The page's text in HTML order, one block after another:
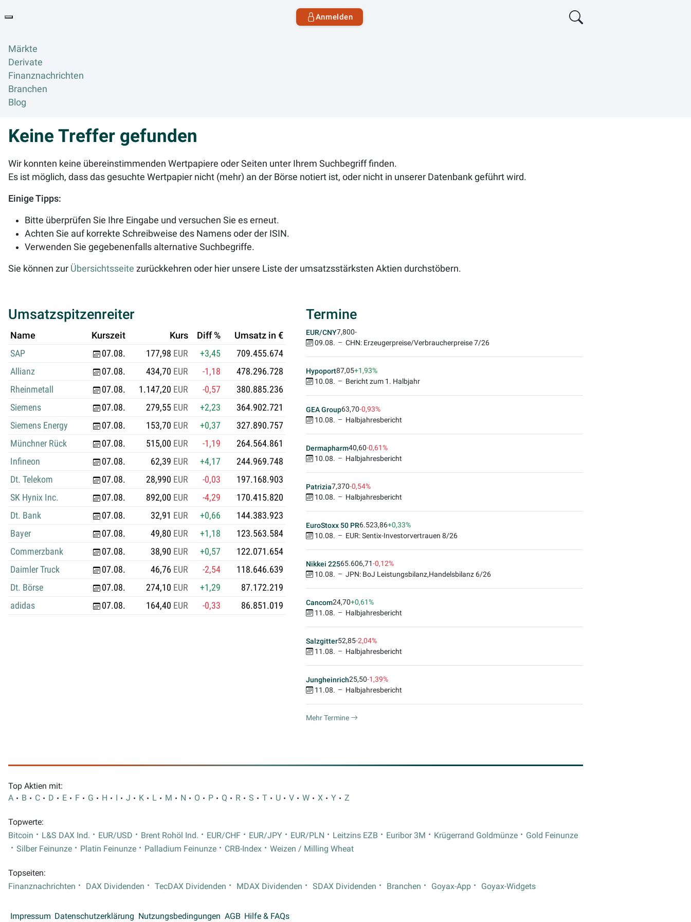
Anmelden
Märkte
Derivate
Finanznachrichten
Branchen
Blog
Keine Treffer gefunden
Wir konnten keine übereinstimmenden Wertpapiere oder Seiten unter Ihrem Suchbegriff finden.
Es ist möglich, dass das gesuchte Wertpapier nicht (mehr) an der Börse notiert ist, oder nicht in unserer Datenbank geführt wird.
Einige Tipps:
Bitte überprüfen Sie Ihre Eingabe und versuchen Sie es erneut.
Achten Sie auf korrekte Schreibweise des Namens oder der ISIN.
Verwenden Sie gegebenenfalls alternative Suchbegriffe.
Sie können zur Übersichtsseite zurückkehren oder hier unsere Liste der umsatzsstärksten Aktien durchstöbern.
Umsatzspitzenreiter
Name Kurszeit Kurs Diff %
Umsatz in €
SAP
07.08. 177,98 EUR +3,45
709.455.674
Allianz
07.08. 434,70 EUR -1,18
478.296.728
Rheinmetall
07.08. 1.147,20 EUR -0,57
380.885.236
Siemens
07.08. 279,55 EUR +2,23
364.902.721
Siemens Energy
07.08. 153,70 EUR +0,37
327.890.757
Münchner Rück
07.08. 515,00 EUR -1,19
264.564.861
Infineon
07.08. 62,39 EUR +4,17
244.969.748
Dt. Telekom
07.08. 28,990 EUR -0,03
197.168.903
SK Hynix Inc.
07.08. 892,00 EUR -4,29
170.415.820
Dt. Bank
07.08. 32,91 EUR +0,66
144.383.923
Bayer
07.08. 49,80 EUR +1,18
123.563.584
Commerzbank
07.08. 38,90 EUR +0,57
122.071.654
Daimler Truck
07.08. 46,76 EUR -2,54
118.646.639
Dt. Börse
07.08. 274,10 EUR +1,29
87.172.219
adidas
07.08. 164,40 EUR -0,33 86.851.019
Termine
EUR/CNY7,800-
09.08.
CHN: Erzeugerpreise/Verbraucherpreise 7/26
Hypoport87,05+1,93%
10.08.
Bericht zum 1. Halbjahr
GEA Group63,70-0,93%
10.08.
Halbjahresbericht
Dermapharm40,60-0,61%
10.08.
Halbjahresbericht
Patrizia7,370-0,54%
10.08.
Halbjahresbericht
EuroStoxx 50 PR6.523,86+0,33%
10.08.
EUR: Sentix-Investorvertrauen 8/26
Nikkei 22565.606,71-0,12%
10.08.
JPN: BoJ Leistungsbilanz,Handelsbilanz 6/26
Cancom24,70+0,61%
11.08.
Halbjahresbericht
Salzgitter52,85-2,04%
11.08.
Halbjahresbericht
Jungheinrich25,50-1,39%
11.08.
Halbjahresbericht
Mehr Termine
Top Aktien mit:
A
B C D E F G H I J K L M N O P Q R S T U V W X Y Z
Topwerte:
Bitcoin
L&S DAX Ind. EUR/USD Brent Rohöl Ind. EUR/CHF EUR/JPY EUR/PLN Leitzins EZB Euribor 3M Krügerrand Goldmünze
Gold Feinunze
Silber Feinunze
Platin Feinunze Palladium Feinunze CRB-Index Weizen / Milling Wheat
Topseiten:
Finanznachrichten
DAX Dividenden TecDAX Dividenden MDAX Dividenden SDAX Dividenden Branchen Goyax-App Goyax-Widgets
Impressum Datenschutzerklärung Nutzungsbedingungen AGB Hilfe & FAQs